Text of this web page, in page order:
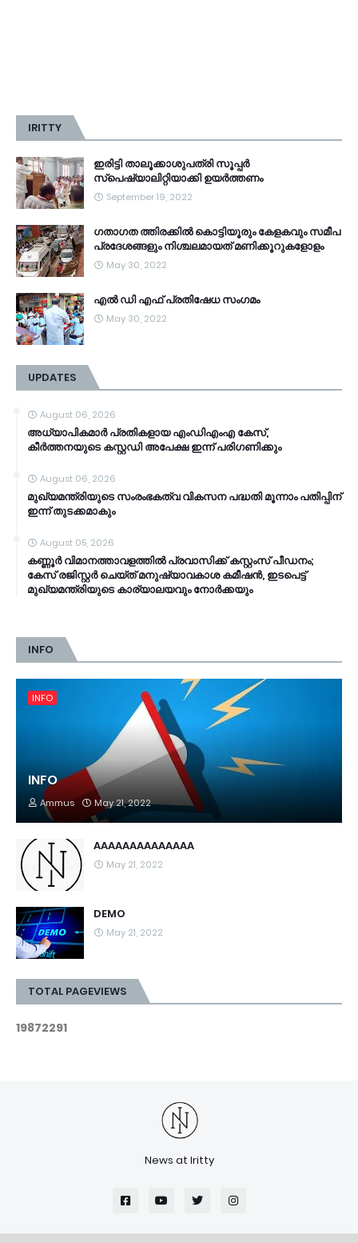
IRITTY
ഇരിട്ടി താലൂക്കാശുപത്രി സൂപ്പർ
സ്‌പെഷ്യാലിറ്റിയാക്കി ഉയർത്തണം
September 19, 2022
ഗതാഗത ത്തിരക്കിൽ കൊട്ടിയൂരും കേളകവും സമീപ
പ്രദേശങ്ങളും നിശ്ചലമായത് മണിക്കൂറുകളോളം
May 30, 2022
എൽ ഡി എഫ് പ്രതിഷേധ സംഗമം
May 30, 2022
UPDATES
August 06, 2026
അധ്യാപികമാർ പ്രതികളായ എംഡിഎംഎ കേസ്,
കീർത്തനയുടെ കസ്റ്റഡി അപേക്ഷ ഇന്ന് പരിഗണിക്കും
August 06, 2026
മുഖ്യമന്ത്രിയുടെ സംരംഭകത്വ വികസന പദ്ധതി മൂന്നാം പതിപ്പിന്
ഇന്ന് തുടക്കമാകും
August 05, 2026
കണ്ണൂര്‍ വിമാനത്താവളത്തില്‍ പ്രവാസിക്ക് കസ്റ്റംസ് പീഡനം;
കേസ് രജിസ്റ്റര്‍ ചെയ്ത് മനുഷ്യാവകാശ കമീഷൻ, ഇടപെട്ട്
മുഖ്യമന്ത്രിയുടെ കാര്യാലയവും നോര്‍ക്കയും
INFO
INFO
INFO
Ammus May 21, 2022
AAAAAAAAAAAAAA
May 21, 2022
DEMO
May 21, 2022
TOTAL PAGEVIEWS
19872291
News at Iritty